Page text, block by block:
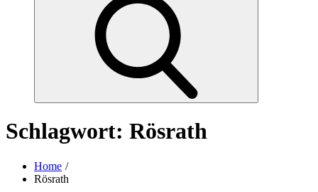
Schlagwort: Rösrath
Home
Rösrath